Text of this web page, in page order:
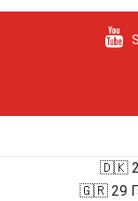
🇩🇰
🇬🇷 29